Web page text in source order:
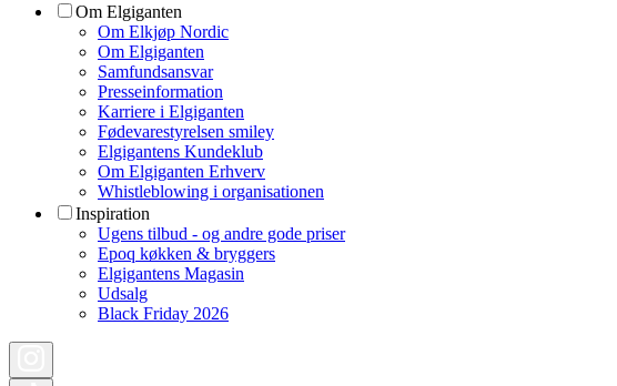
Om Elgiganten
Om Elkjøp Nordic
Om Elgiganten
Samfundsansvar
Presseinformation
Karriere i Elgiganten
Fødevarestyrelsen smiley
Elgigantens Kundeklub
Om Elgiganten Erhverv
Whistleblowing i organisationen
Inspiration
Ugens tilbud - og andre gode priser
Epoq køkken & bryggers
Elgigantens Magasin
Udsalg
Black Friday 2026